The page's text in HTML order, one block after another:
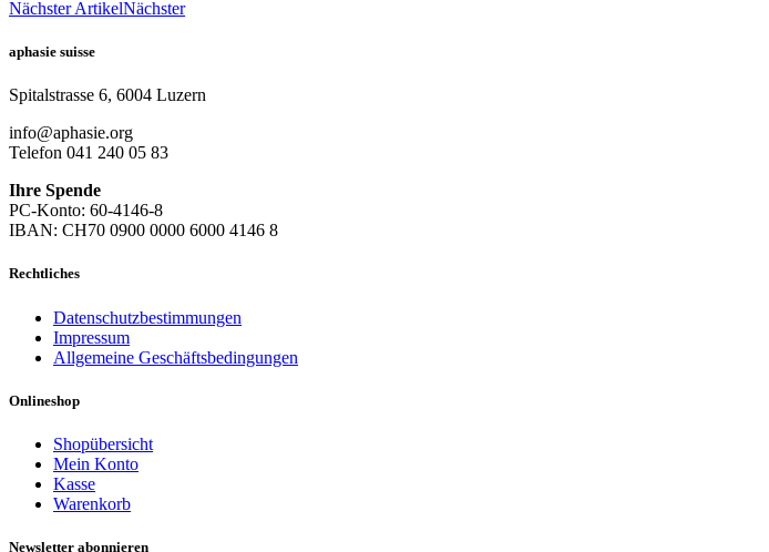
Nächster ArtikelNächster
aphasie suisse
Spitalstrasse 6, 6004 Luzern
info@aphasie.org
Telefon 041 240 05 83
Ihre Spende
PC-Konto: 60-4146-8
IBAN: CH70 0900 0000 6000 4146 8
Rechtliches
Datenschutzbestimmungen
Impressum
Allgemeine Geschäftsbedingungen
Onlineshop
Shopübersicht
Mein Konto
Kasse
Warenkorb
Newsletter abonnieren